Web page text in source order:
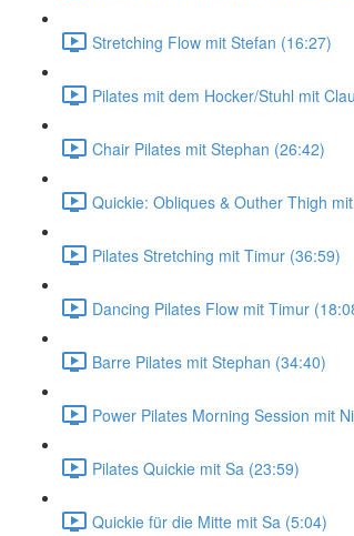
Stretching Flow mit Stefan (16:27)
Pilates mit dem Hocker/Stuhl mit
Chair Pilates mit Stephan (26:42)
Quickie: Obliques & Outher Thigh
Pilates Stretching mit Timur (36:59)
Dancing Pilates Flow mit Timur
Barre Pilates mit Stephan (34:40)
Power Pilates Morning Session mit
Pilates Quickie mit Sa (23:59)
Quickie für die Mitte mit Sa (5:04)